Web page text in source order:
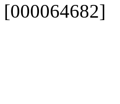
[000064682]